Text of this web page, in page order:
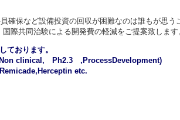
確保など設備投資の回収が困難なのは誰もが思う
際共同治験による開発費の軽減をご提案致します
ております。
clinical, Ph2.3 ,ProcessDevelopment)
etc.